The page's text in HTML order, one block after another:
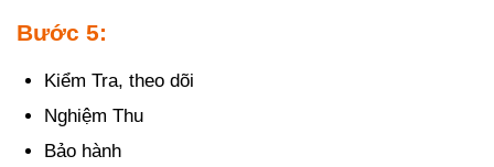
Bước 5:
Kiểm Tra, theo dõi
Nghiệm Thu
Bảo hành